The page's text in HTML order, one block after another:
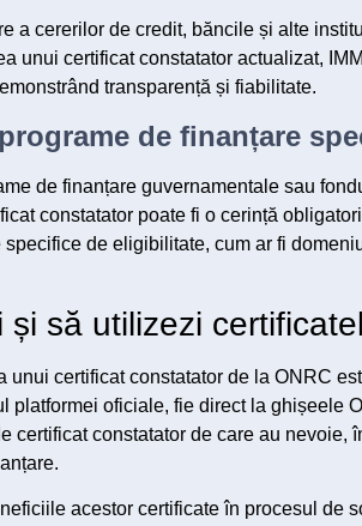
a cererilor de credit, băncile și alte
unui certificat constatator actualizat,
transparență și fiabilitate.
de finanțare
de finanțare guvernamentale sau
constatator poate fi o cerință
de eligibilitate, cum ar fi
și să utilizezi
unui certificat constatator de la ONRC
platformei oficiale, fie direct la ghișeele
certificat constatator de care au nevoie,
acestor certificate în procesul de